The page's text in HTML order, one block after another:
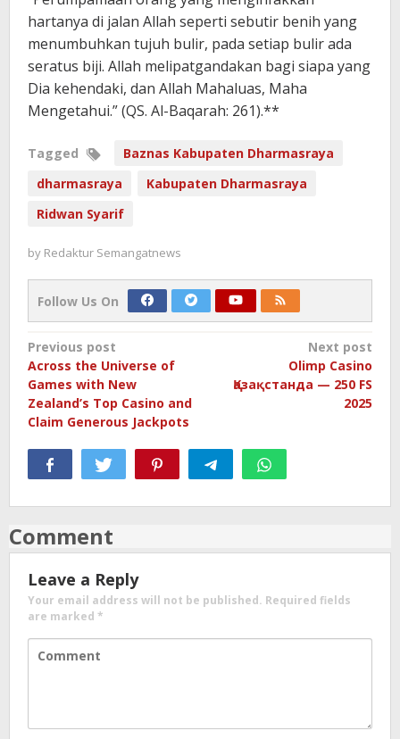
hartanya di jalan Allah seperti sebutir benih yang
menumbuhkan tujuh bulir, pada setiap bulir ada
seratus biji. Allah melipatgandakan bagi siapa yang
Dia kehendaki, dan Allah Mahaluas, Maha
Mengetahui.” (QS. Al-Baqarah: 261).**
Tagged
Baznas Kabupaten Dharmasraya
dharmasraya
Kabupaten Dharmasraya
Ridwan Syarif
by Redaktur Semangatnews
Follow Us On
Post
navigation
Previous post
Across the Universe of
Games with New
Zealand’s Top Casino and
Claim Generous Jackpots
Next post
Olimp Casino
Қазақстанда — 250 FS
2025
Comment
Leave a Reply
Your email address will not be published. Required fields
are marked *